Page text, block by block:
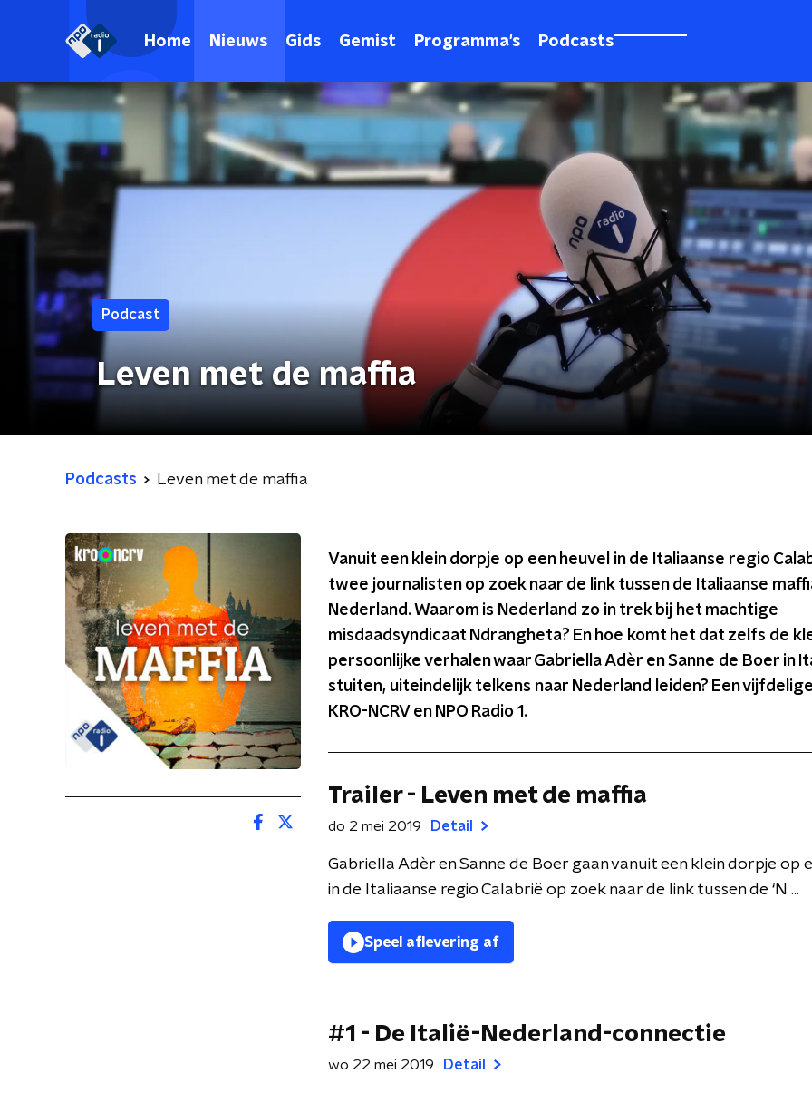
Home Nieuws Gids Gemist Programma's Podcasts
Podcast
Leven met de maffia
Podcasts Leven met de maffia
Vanuit een klein dorpje op een heuvel in de Italiaanse regio
twee journalisten op zoek naar de link tussen de Italiaanse
Nederland. Waarom is Nederland zo in trek bij het machtige
misdaadsyndicaat Ndrangheta? En hoe komt het dat zelfs de
persoonlijke verhalen waar Gabriella Adèr en Sanne de Boer in
stuiten, uiteindelijk telkens naar Nederland leiden? Een
KRO-NCRV en NPO Radio 1.
Trailer - Leven met de maffia
do 2 mei 2019 Detail
Gabriella Adèr en Sanne de Boer gaan vanuit een klein dorpje op
in de Italiaanse regio Calabrië op zoek naar de link tussen de ‘N ...
Speel aflevering af
#1 - De Italië-Nederland-connectie
wo 22 mei 2019 Detail